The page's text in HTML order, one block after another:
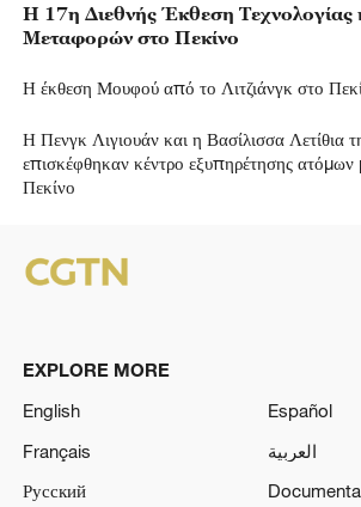
Η 17η Διεθνής Έκθεση Τεχνολογίας
Μεταφορών στο Πεκίνο
Η έκθεση Μουφού από το Λιτζιάνγκ στο
Η Πενγκ Λιγιουάν και η Βασίλισσα Λετίθια
επισκέφθηκαν κέντρο εξυπηρέτησης ατόμων
Πεκίνο
EXPLORE MORE
English
Español
Français
العربية
Русский